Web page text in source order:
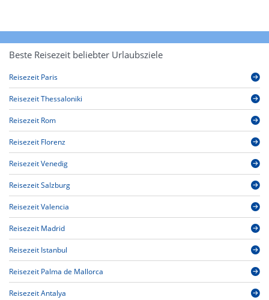
Beste Reisezeit beliebter Urlaubsziele
Reisezeit Paris
Reisezeit Thessaloniki
Reisezeit Rom
Reisezeit Florenz
Reisezeit Venedig
Reisezeit Salzburg
Reisezeit Valencia
Reisezeit Madrid
Reisezeit Istanbul
Reisezeit Palma de Mallorca
Reisezeit Antalya